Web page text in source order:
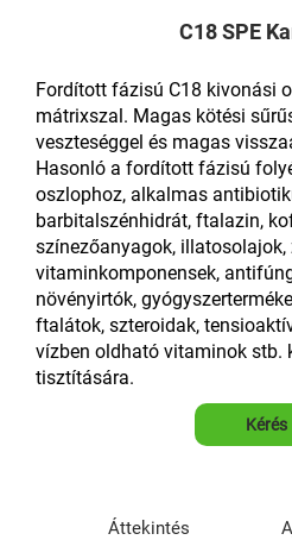
C18 SPE
Fordított fázisú C18 kivonási
mátrixszal. Magas kötési
veszteséggel és magas
Hasonló a fordított fázisú
oszlophoz, alkalmas
barbitalszénhidrát, ftalazin,
színezőanyagok,
vitaminkomponensek,
növényirtók,
ftalátok, szteroidak,
vízben oldható vitaminok stb.
tisztítására.
Kérés
Áttekintés